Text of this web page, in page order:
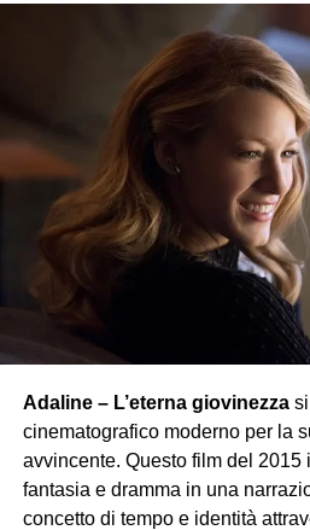
Adaline – L’eterna giovinezzasi
cinematografico moderno per la
avvincente. Questo film del 2015
fantasia e dramma in una
concetto di tempo e identità